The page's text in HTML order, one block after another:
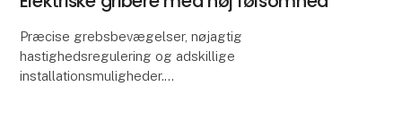
Præcise grebsbevægelser, nøjagtig
hastighedsregulering og adskillige
installationsmuligheder.